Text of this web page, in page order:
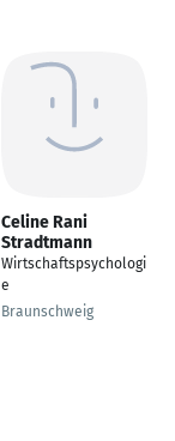
Celine Rani
Stradtmann
Wirtschaftspsychologi
e
Braunschweig